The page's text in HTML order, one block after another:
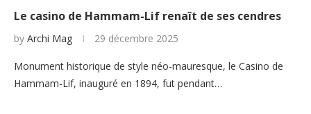
Le casino de Hammam-Lif renaît de ses cendres
by Archi Mag 29 décembre 2025
Monument historique de style néo-mauresque, le Casino de
Hammam-Lif, inauguré en 1894, fut pendant…